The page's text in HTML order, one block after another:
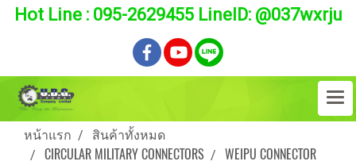
Hot Line : 095-2629455 LineID: @037wxrju
หน้าแรก
สินค้าทั้งหมด
CIRCULAR MILITARY CONNECTORS
WEIPU CONNECTOR